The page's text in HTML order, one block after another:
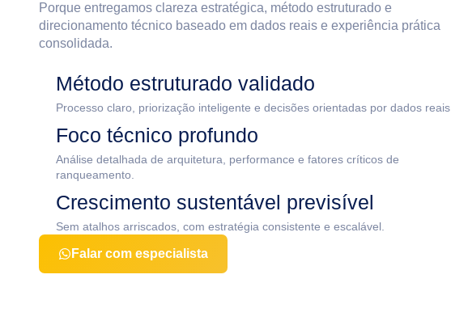
Porque entregamos clareza estratégica, método estruturado e
direcionamento técnico baseado em dados reais e experiência prática
consolidada.
Método estruturado validado
Processo claro, priorização inteligente e decisões orientadas por dados reais.
Foco técnico profundo
Análise detalhada de arquitetura, performance e fatores críticos de
ranqueamento.
Crescimento sustentável previsível
Sem atalhos arriscados, com estratégia consistente e escalável.
Falar com especialista